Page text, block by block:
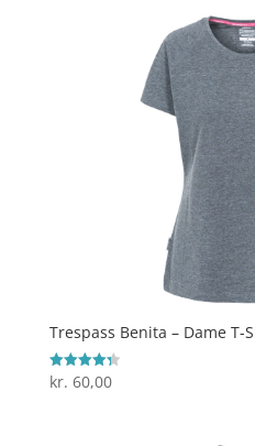
Trespass Benita – Dame T-
Vurderet
4.3
kr. 60,00